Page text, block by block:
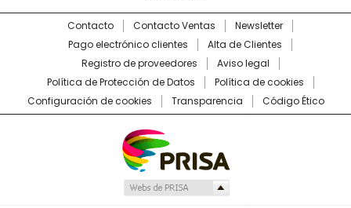
Contacto Contacto Ventas
Newsletter
Pago electrónico clientes
Alta de Clientes
Registro de proveedores
Aviso legal
Política de Protección de Datos
Política de cookies
Configuración de cookies
Transparencia Código Ético